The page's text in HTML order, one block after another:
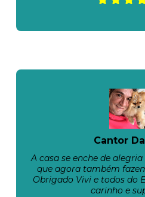
Cantor
A casa se enche de
que agora também
Obrigado Vivi e todos do
carinho e